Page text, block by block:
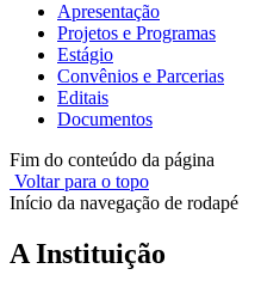
Apresentação
Projetos e Programas
Estágio
Convênios e Parcerias
Editais
Documentos
Fim do conteúdo da página
Voltar para o topo
Início da navegação de rodapé
A Instituição